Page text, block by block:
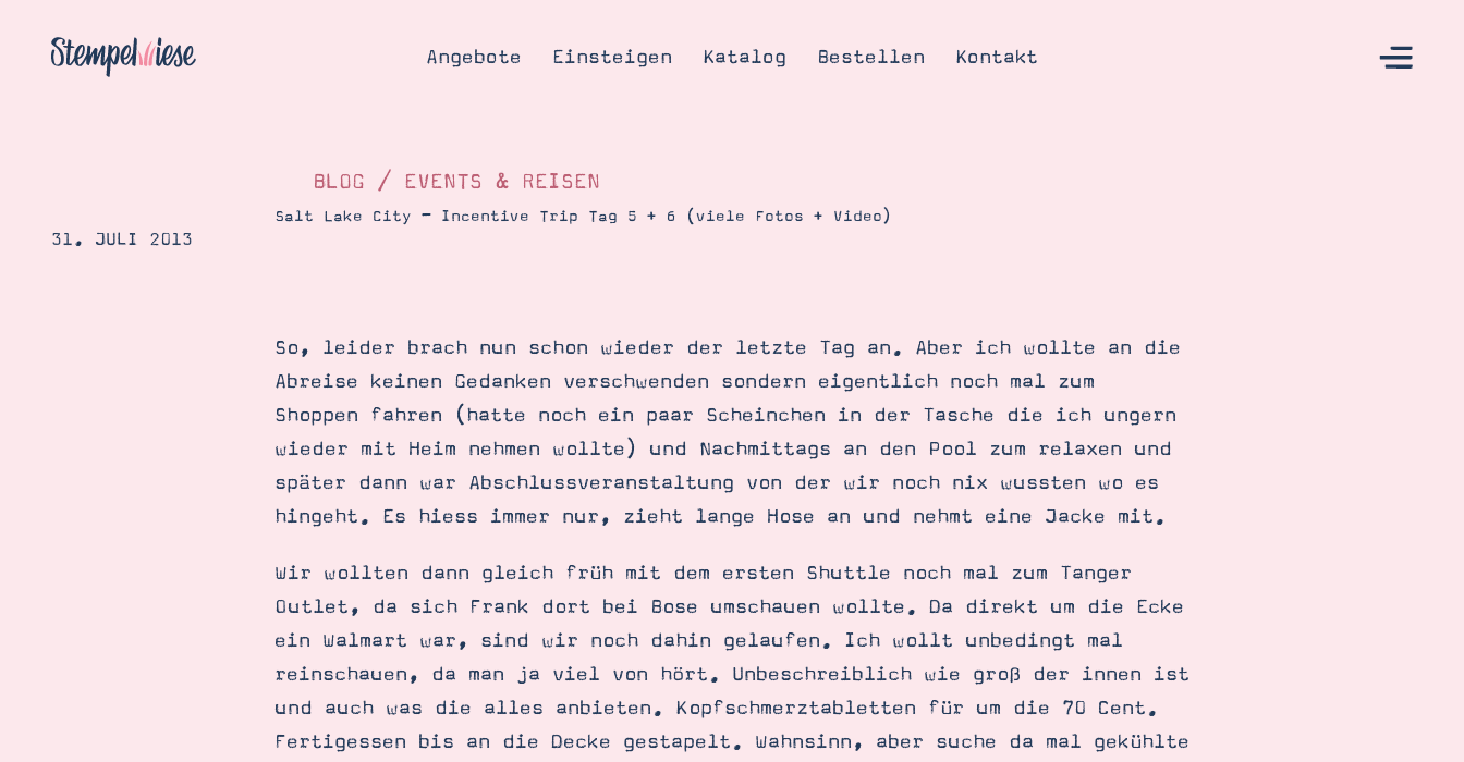
Angebote Einsteigen Katalog Bestellen Kontakt
Blog
Gutscheine
Produkte erklärt
Über mich
Über Stampin’ Up!
BLOG / EVENTS & REISEN
Salt Lake City – Incentive Trip Tag 5 + 6 (viele Fotos + Video)
31. JULI 2013
So, leider brach nun schon wieder der letzte Tag an. Aber ich wollte an die
Abreise keinen Gedanken verschwenden sondern eigentlich noch mal zum
Shoppen fahren (hatte noch ein paar Scheinchen in der Tasche die ich ungern
wieder mit Heim nehmen wollte) und Nachmittags an den Pool zum relaxen und
später dann war Abschlussveranstaltung von der wir noch nix wussten wo es
hingeht. Es hiess immer nur, zieht lange Hose an und nehmt eine Jacke mit.
Wir wollten dann gleich früh mit dem ersten Shuttle noch mal zum Tanger
Outlet, da sich Frank dort bei Bose umschauen wollte. Da direkt um die Ecke
ein Walmart war, sind wir noch dahin gelaufen. Ich wollt unbedingt mal
reinschauen, da man ja viel von hört. Unbeschreiblich wie groß der innen ist
und auch was die alles anbieten. Kopfschmerztabletten für um die 70 Cent.
Fertigessen bis an die Decke gestapelt. Wahnsinn, aber suche da mal gekühlte